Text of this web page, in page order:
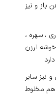
و نیز
، سهره ،
ارزن
نیز سایر
هم مخلوط